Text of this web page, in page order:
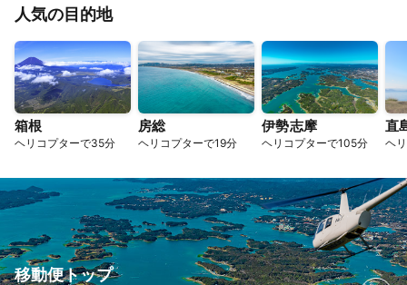
人気の目的地
箱根
ヘリコプターで35分
房総
ヘリコプターで19分
伊勢志摩
ヘリコプターで105分
直
ヘ
移動便トップ